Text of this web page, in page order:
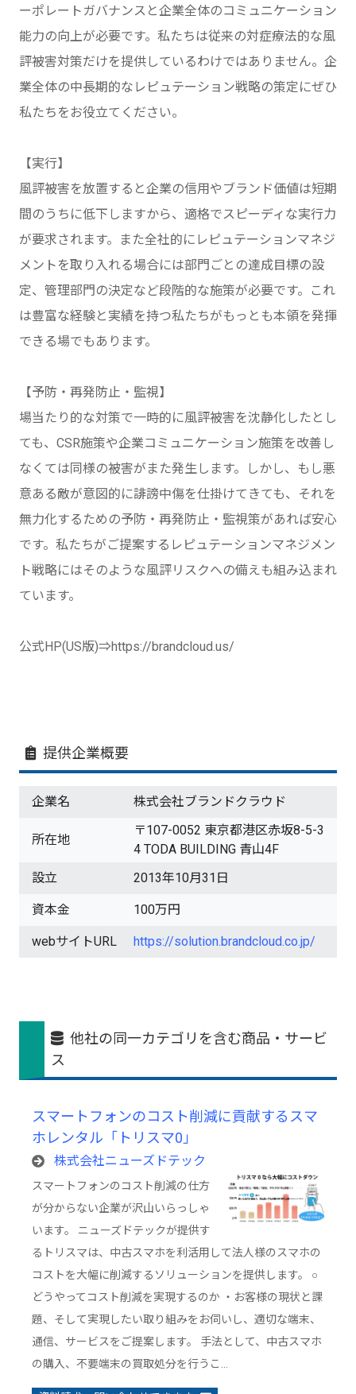
ーポレートガバナンスと企業全体のコミュニケーション
能力の向上が必要です。私たちは従来の対症療法的な風
評被害対策だけを提供しているわけではありません。企
業全体の中長期的なレピュテーション戦略の策定にぜひ
私たちをお役立てください。
【実行】
風評被害を放置すると企業の信用やブランド価値は短期
間のうちに低下しますから、適格でスピーディな実行力
が要求されます。また全社的にレピュテーションマネジ
メントを取り入れる場合には部門ごとの達成目標の設
定、管理部門の決定など段階的な施策が必要です。これ
は豊富な経験と実績を持つ私たちがもっとも本領を発揮
できる場でもあります。
【予防・再発防止・監視】
場当たり的な対策で一時的に風評被害を沈静化したとし
ても、CSR施策や企業コミュニケーション施策を改善し
なくては同様の被害がまた発生します。しかし、もし悪
意ある敵が意図的に誹謗中傷を仕掛けてきても、それを
無力化するための予防・再発防止・監視策があれば安心
です。私たちがご提案するレピュテーションマネジメン
ト戦略にはそのような風評リスクへの備えも組み込まれ
ています。
公式HP(US版)⇒https://brandcloud.us/
提供企業概要
企業名 株式会社ブランドクラウド
所在地
〒107-0052 東京都港区赤坂8-5-3
4 TODA BUILDING 青山4F
設立
2013年10月31日
資本金 100万円
webサイトURL https://solution.brandcloud.co.jp/
他社の同一カテゴリを含む商品・サービ
ス
スマートフォンのコスト削減に貢献するスマ
ホレンタル「トリスマ0」
株式会社ニューズドテック
スマートフォンのコスト削減の仕方
が分からない企業が沢山いらっしゃ
います。 ニューズドテックが提供す
るトリスマは、中古スマホを利活用して法人様のスマホの
コストを大幅に削減するソリューションを提供します。 ○
どうやってコスト削減を実現するのか ・お客様の現状と課
題、そして実現したい取り組みをお伺いし、適切な端末、
通信、サービスをご提案します。 手法として、中古スマホ
の購入、不要端末の買取処分を行うこ…